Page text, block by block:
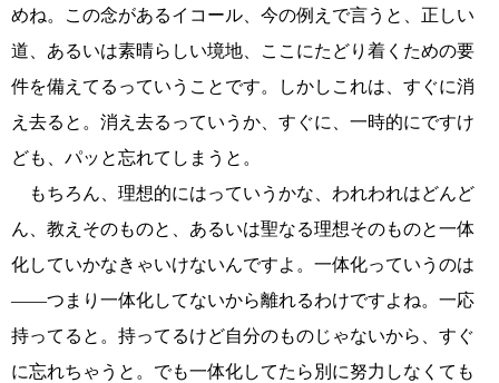
めね。この念があるイコール、今の例えで言うと、正しい
道、あるいは素晴らしい境地、ここにたどり着くための要
件を備えてるっていうことです。しかしこれは、すぐに消
え去ると。消え去るっていうか、すぐに、一時的にですけ
ども、パッと忘れてしまうと。
もちろん、理想的にはっていうかな、われわれはどんど
ん、教えそのものと、あるいは聖なる理想そのものと一体
化していかなきゃいけないんですよ。一体化っていうのは
――つまり一体化してないから離れるわけですよね。一応
持ってると。持ってるけど自分のものじゃないから、すぐ
に忘れちゃうと。でも一体化してたら別に努力しなくても